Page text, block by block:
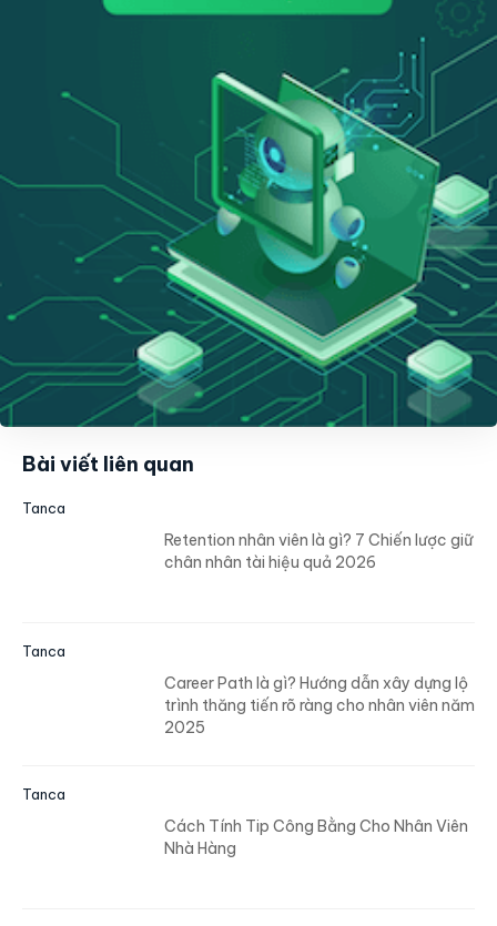
Bài viết liên quan
Tanca
Retention nhân viên là gì? 7 Chiến lược giữ
chân nhân tài hiệu quả 2026
Tanca
Career Path là gì? Hướng dẫn xây dựng lộ
trình thăng tiến rõ ràng cho nhân viên năm
2025
Tanca
Cách Tính Tip Công Bằng Cho Nhân Viên
Nhà Hàng